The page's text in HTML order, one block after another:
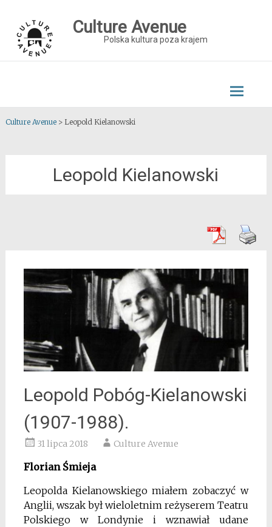
content
Culture Avenue
Polska kultura poza krajem
Culture Avenue> Leopold Kielanowski
Leopold Kielanowski
Leopold Pobóg-Kielanowski
(1907-1988).
31 lipca 2018 Culture Avenue
Florian Śmieja
Leopolda Kielanowskiego miałem zobaczyć w
Anglii, wszak był wieloletnim reżyserem Teatru
Polskiego w Londynie i wznawiał udane